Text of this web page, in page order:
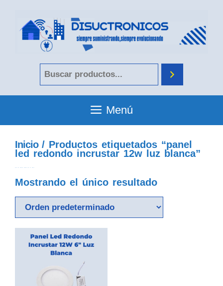
Menú
Inicio/ Productos etiquetados “panel
led redondo incrustar 12w luz blanca”
Mostrando el único resultado